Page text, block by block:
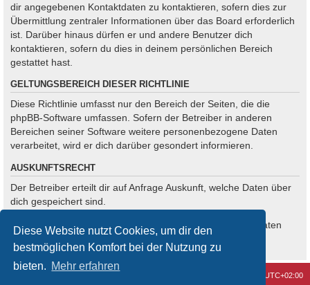
Diese Website nutzt Cookies, um dir den
bestmöglichen Komfort bei der Nutzung zu
bieten. Mehr erfahren
dir angegebenen Kontaktdaten zu kontaktieren, sofern dies zur
Übermittlung zentraler Informationen über das Board erforderlich
ist. Darüber hinaus dürfen er und andere Benutzer dich
kontaktieren, sofern du dies in deinem persönlichen Bereich
gestattet hast.
GELTUNGSBEREICH DIESER RICHTLINIE
Diese Richtlinie umfasst nur den Bereich der Seiten, die die
phpBB-Software umfassen. Sofern der Betreiber in anderen
Bereichen seiner Software weitere personenbezogene Daten
verarbeitet, wird er dich darüber gesondert informieren.
AUSKUNFTSRECHT
Der Betreiber erteilt dir auf Anfrage Auskunft, welche Daten über
dich gespeichert sind.
Du kannst jederzeit die Löschung bzw. Sperrung deiner Daten
verlangen. Kontaktiere hierzu bitte den Betreiber.
UTC+02:00